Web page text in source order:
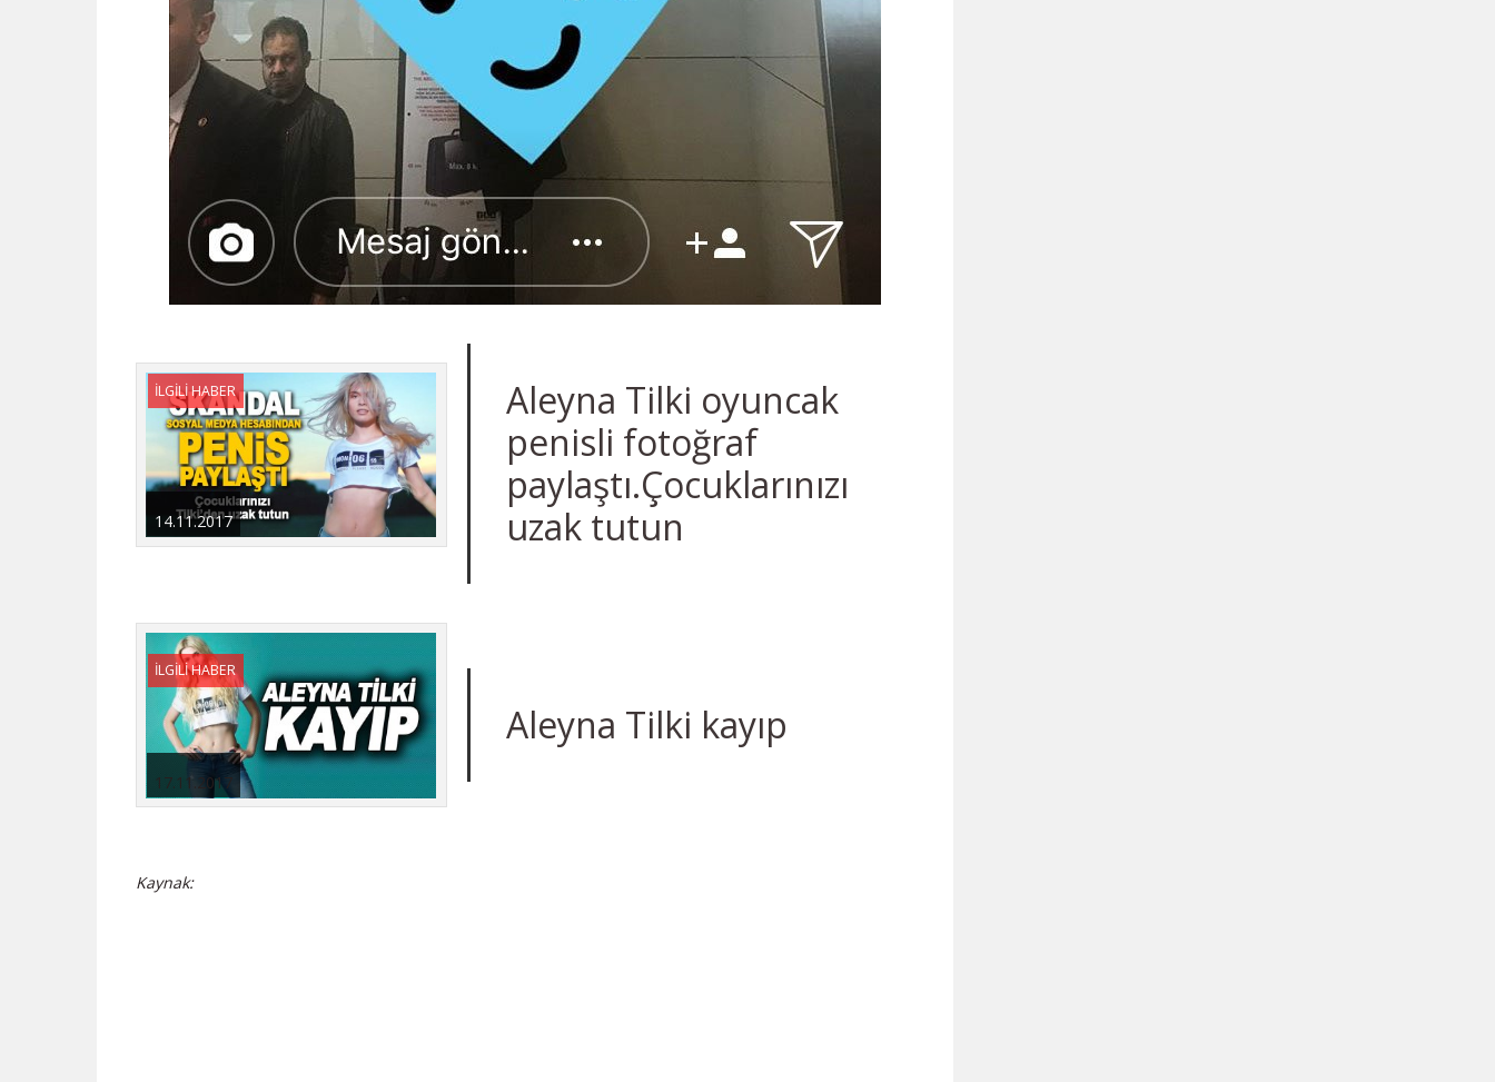
14.11.2017
Aleyna Tilki oyuncak
penisli fotoğraf
paylaştı.Çocuklarınızı
uzak tutun
İLGİLİ HABER
17.11.2017
Aleyna Tilki kayıp
İLGİLİ HABER
Kaynak: